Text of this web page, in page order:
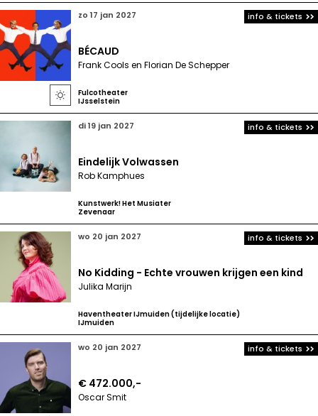

zo 17 jan 2027
BÉCAUD
Frank Cools en Florian De Schepper
Fulcotheater
IJsselstein
info & tickets
di 19 jan 2027
Eindelijk Volwassen
Rob Kamphues
Kunstwerk! Het Musiater
Zevenaar
info & tickets
wo 20 jan 2027
No Kidding - Echte vrouwen krijgen een kind
Julika Marijn
Haventheater IJmuiden (tijdelijke locatie)
IJmuiden
info & tickets
wo 20 jan 2027
€ 472.000,-
Oscar Smit
info & tickets